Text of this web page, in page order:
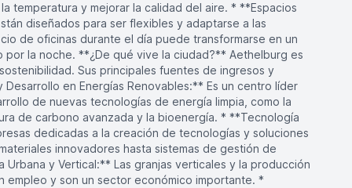
temperatura y mejorar la calidad del aire. * **Espacios
diseñados para ser flexibles y adaptarse a las
de oficinas durante el día puede transformarse en un
la noche. **¿De qué vive la ciudad?** Aethelburg es
Sus principales fuentes de ingresos y
en Energías Renovables:** Es un centro líder
de nuevas tecnologías de energía limpia, como la
de carbono avanzada y la bioenergía. * **Tecnología
dedicadas a la creación de tecnologías y soluciones
innovadores hasta sistemas de gestión de
y Vertical:** Las granjas verticales y la producción
empleo y son un sector económico importante. *